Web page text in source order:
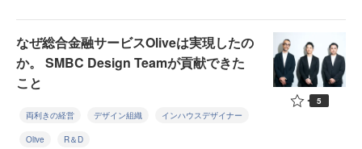
なぜ総合金融サービスOliveは実現したの
か。 SMBC Design Teamが貢献できた
こと
両利きの経営 デザイン組織 インハウスデザイナー
Olive R＆D
5